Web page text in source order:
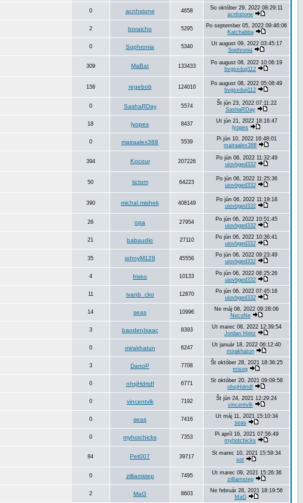
0 acnhstone 4658
So október 29, 2022 08:29:11
acnhstone
2 boraicho 5295
Po september 05, 2022 09:46:06
Katchabba
0 Sophronia 5340
Ut august 09, 2022 03:45:17
Sophronia
309 MaBat 133433
Po august 08, 2022 10:06:19
bvgsxduij112
156 regebob 124010
Po august 08, 2022 05:08:49
bvgsxduij112
0 SashaRDay 5574
Št jún 23, 2022 07:11:22
SashaRDay
18 lyopes 8437
Ut jún 21, 2022 18:16:47
lyopes
0 mairaalex388 5539
Pi jún 10, 2022 16:48:01
mairaalex388
394 Kocour 207226
Po jún 06, 2022 11:32:49
uiovbged332
50 tictom 64223
Po jún 06, 2022 11:25:36
uiovbged332
390 michal mishek 408149
Po jún 06, 2022 11:19:18
uiovbged332
26 opa 27954
Po jún 06, 2022 10:51:45
uiovbged332
21 babaudio 27110
Po jún 06, 2022 10:36:41
uiovbged332
35 johnyM128 45556
Po jún 06, 2022 09:23:49
uiovbged332
4 frisko 10133
Po jún 06, 2022 08:25:26
uiovbged332
11 ivanb_cko 12870
Po jún 06, 2022 07:45:16
uiovbged332
14 seas 10996
Ne máj 08, 2022 09:28:06
NecoNe
3 baodenIsaac 8393
Ut marec 08, 2022 12:39:54
Jordan Hintz
0 mirakhatun 6247
Ut január 18, 2022 06:12:40
mirakhatun
3 DanoP 7708
Št október 28, 2021 18:36:25
misog
0 nhsjHdrtdf 6771
St október 20, 2021 09:09:58
nhsjHdrtdf
0 vincentvlk 7192
Št jún 24, 2021 12:29:24
vincentvlk
0 seas 7416
Ut máj 11, 2021 15:10:34
seas
0 myhotchicks 7353
Pi apríl 16, 2021 07:56:49
myhotchicks
84 Pet007 39717
St marec 10, 2021 15:59:34
xor
0 zilliamstep 7495
Ut marec 09, 2021 15:26:36
zilliamstep
2 MaG 8603
Ne február 28, 2021 18:19:56
MaG